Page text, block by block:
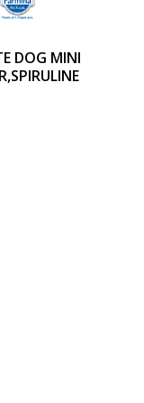
DOG MINI